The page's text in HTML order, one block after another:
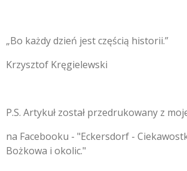
„Bo każdy dzień jest częścią historii.”
Krzysztof Kręgielewski
P.S. Artykuł został przedrukowany z
na Facebooku - "Eckersdorf -
Bożkowa i okolic."